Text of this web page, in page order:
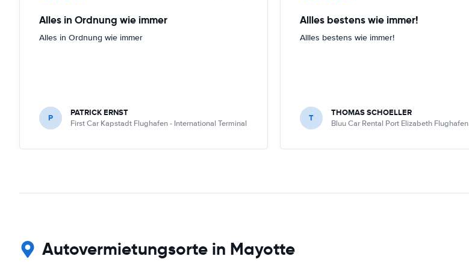
Alles in Ordnung wie immer
Alles in Ordnung wie immer
P PATRICK ERNST
First Car Kapstadt Flughafen - International Terminal
Allles bestens wie immer!
Allles bestens wie immer!
T THOMAS SCHOELLER
Bluu Car Rental Port Elizabeth Flughafen
Autovermietungsorte in Mayotte